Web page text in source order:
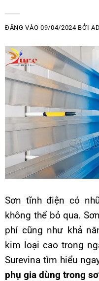
ĐĂNG VÀO09/04/2024 BỞI
Sơn tĩnh điện có
không thể bỏ qua.
phí cũng như khả
kim loại cao trong
Surevina tìm hiểu
phụ gia dùng trong